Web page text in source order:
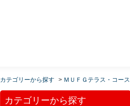
カテゴリーから探す > ＭＵＦＧテラス・コース
カテゴリーから探す